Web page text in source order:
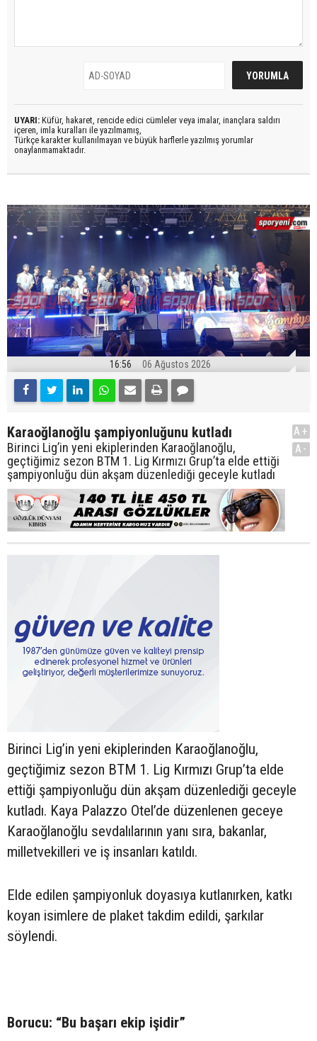
UYARI: Küfür, hakaret, rencide edici cümleler veya imalar, inançlara saldırı
içeren, imla kuralları ile yazılmamış,
Türkçe karakter kullanılmayan ve büyük harflerle yazılmış yorumlar
onaylanmamaktadır.
16:56 06 Ağustos 2026
Karaoğlanoğlu şampiyonluğunu kutladı
Birinci Lig’in yeni ekiplerinden Karaoğlanoğlu,
geçtiğimiz sezon BTM 1. Lig Kırmızı Grup’ta elde ettiği
şampiyonluğu dün akşam düzenlediği geceyle kutladı
A+
A-
Birinci Lig’in yeni ekiplerinden Karaoğlanoğlu,
geçtiğimiz sezon BTM 1. Lig Kırmızı Grup’ta elde
ettiği şampiyonluğu dün akşam düzenlediği geceyle
kutladı. Kaya Palazzo Otel’de düzenlenen geceye
Karaoğlanoğlu sevdalılarının yanı sıra, bakanlar,
milletvekilleri ve iş insanları katıldı.
Elde edilen şampiyonluk doyasıya kutlanırken, katkı
koyan isimlere de plaket takdim edildi, şarkılar
söylendi.
Borucu: “Bu başarı ekip işidir”